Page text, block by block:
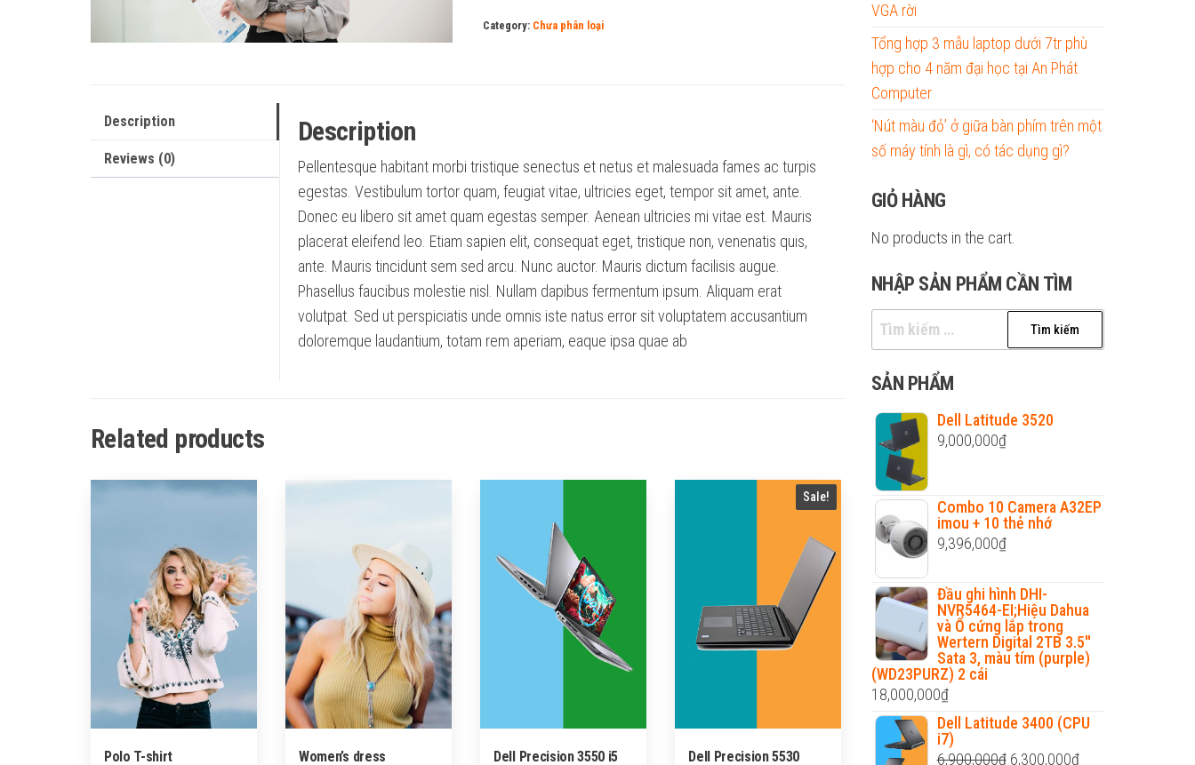
variants.
on
the
product
page
Category: Chưa phân loại
Description
Reviews (0)
Description
Pellentesque habitant morbi tristique senectus et netus et malesuada fames ac turpis
egestas. Vestibulum tortor quam, feugiat vitae, ultricies eget, tempor sit amet, ante.
Donec eu libero sit amet quam egestas semper. Aenean ultricies mi vitae est. Mauris
placerat eleifend leo. Etiam sapien elit, consequat eget, tristique non, venenatis quis,
ante. Mauris tincidunt sem sed arcu. Nunc auctor. Mauris dictum facilisis augue.
Phasellus faucibus molestie nisl. Nullam dapibus fermentum ipsum. Aliquam erat
volutpat. Sed ut perspiciatis unde omnis iste natus error sit voluptatem accusantium
doloremque laudantium, totam rem aperiam, eaque ipsa quae ab
Related products
Polo T-shirt Women’s dress
Dell Precision 3550 i5
Sale!
Dell Precision 5530
VGA rời
Tổng hợp 3 mẫu laptop dưới 7tr phù
hợp cho 4 năm đại học tại An Phát
Computer
‘Nút màu đỏ’ ở giữa bàn phím trên một
số máy tính là gì, có tác dụng gì?
GIỎ HÀNG
No products in the cart.
NHẬP SẢN PHẨM CẦN TÌM
Tìm
kiếm
cho:
SẢN PHẨM
Dell Latitude 3520
9,000,000₫
Combo 10 Camera A32EP
imou + 10 thẻ nhớ
9,396,000₫
Đầu ghi hình DHI-
NVR5464-EI;Hiệu Dahua
và Ổ cứng lắp trong
Wertern Digital 2TB 3.5''
Sata 3, màu tím (purple)
(WD23PURZ) 2 cái
18,000,000₫
Dell Latitude 3400 (CPU
i7)
6,900,000₫ Original
6,300,000₫Current